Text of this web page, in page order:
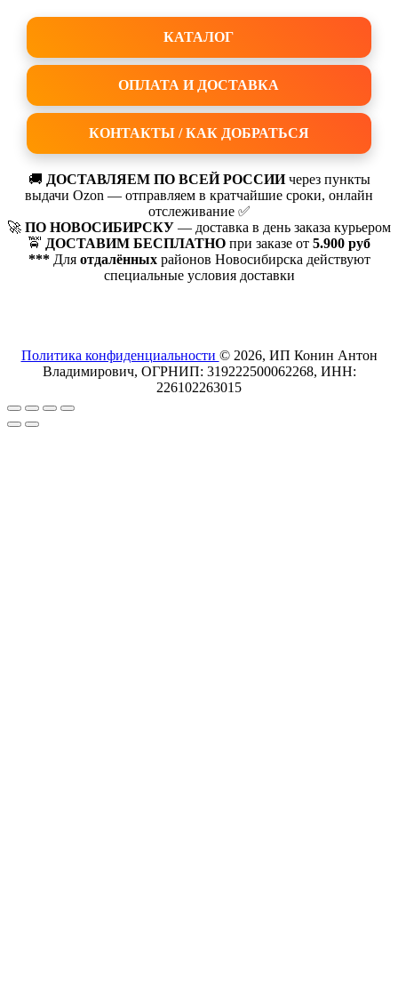
КАТАЛОГ
ОПЛАТА И ДОСТАВКА
КОНТАКТЫ / КАК ДОБРАТЬСЯ
🚚 ДОСТАВЛЯЕМ ПО ВСЕЙ РОССИИчерез пункты
выдачи Ozon — отправляем в кратчайшие сроки, онлайн
отслеживание ✅
🚀 ПО НОВОСИБИРСКУ — доставка в день заказа курьером
🚖 ДОСТАВИМ БЕСПЛАТНО при заказе от 5.900 руб
***Для отдалённыхрайонов Новосибирска действуют
специальные условия доставки
Политика конфиденциальности © 2026, ИП Конин Антон
Владимирович, ОГРНИП: 319222500062268, ИНН:
226102263015